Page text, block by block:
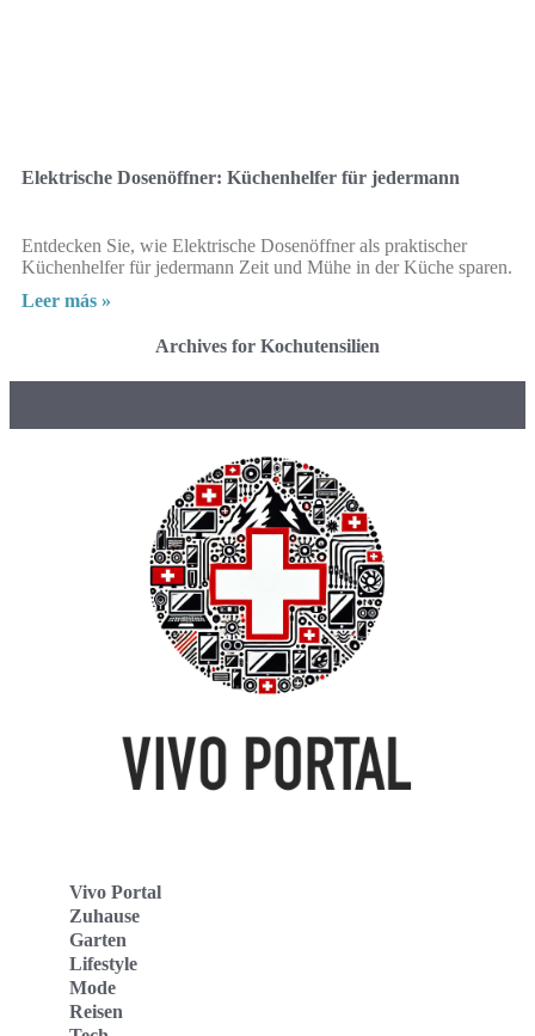
Elektrische Dosenöffner: Küchenhelfer für jedermann
Entdecken Sie, wie Elektrische Dosenöffner als praktischer
Küchenhelfer für jedermann Zeit und Mühe in der Küche sparen.
Leer más »
Archives for Kochutensilien
Vivo Portal
Zuhause
Garten
Lifestyle
Mode
Reisen